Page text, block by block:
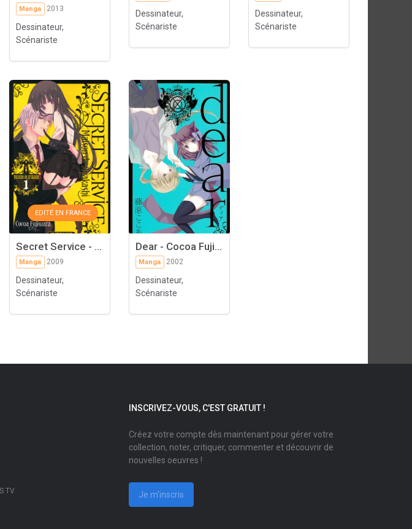
Manga 2013
Dessinateur,
Scénariste
Dessinateur,
Scénariste
Dessinateur,
Scénariste
EDITÉ EN FRANCE
Secret Service - ...
Manga 2009
Dessinateur,
Scénariste
Dear - Cocoa Fuji...
Manga 2002
Dessinateur,
Scénariste
TV
INSCRIVEZ-VOUS, C'EST GRATUIT !
Créez votre compte dès maintenant pour gérer votre
collection, noter, critiquer, commenter et découvrir de
nouvelles oeuvres !
Je m'inscris